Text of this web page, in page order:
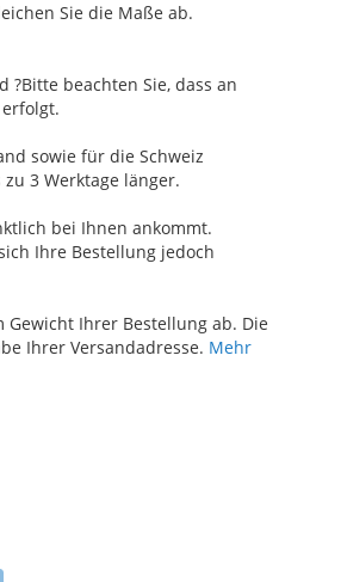
Sie die Maße ab.
?Bitte beachten Sie, dass an
sowie für die Schweiz
3 Werktage länger.
bei Ihnen ankommt.
Ihre Bestellung jedoch
Gewicht Ihrer Bestellung ab. Die
Ihrer Versandadresse. Mehr